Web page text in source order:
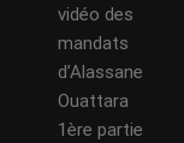
vidéo des
mandats
d’Alassane
Ouattara
1ère partie